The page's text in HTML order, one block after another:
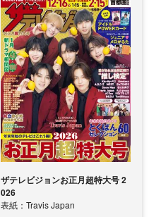
ザテレビジョンお正月超特大号 2
026
表紙：Travis Japan